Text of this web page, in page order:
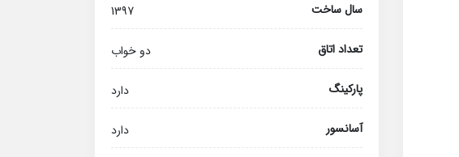
سال ساخت 1397
تعداد اتاق دو خواب
پارکینگ دارد
آسانسور دارد